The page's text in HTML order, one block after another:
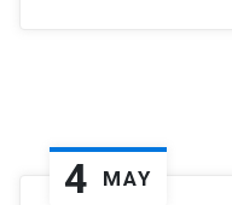
4 MAY